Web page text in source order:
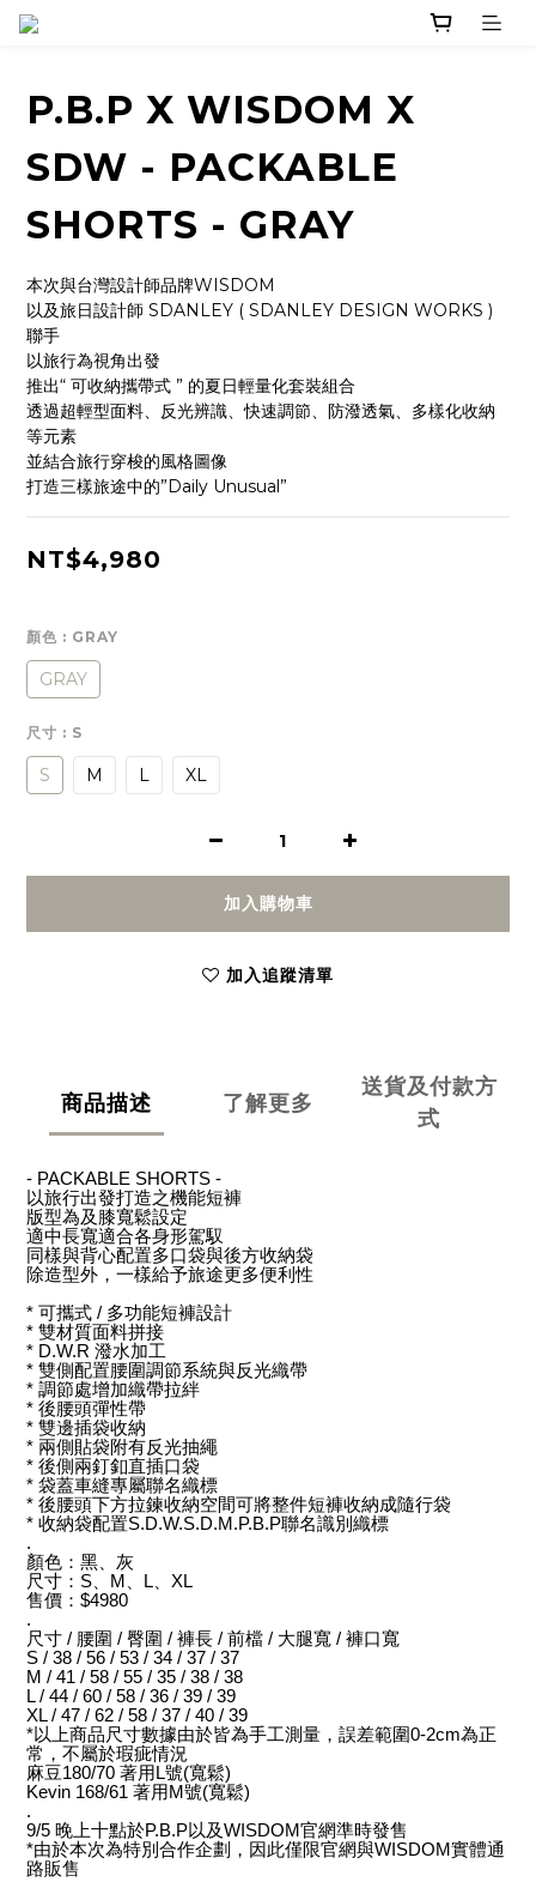
P.B.P X WISDOM X
SDW - PACKABLE
SHORTS - GRAY
本次與台灣設計師品牌WISDOM
以及旅日設計師 SDANLEY ( SDANLEY DESIGN WORKS )
聯手
以旅行為視角出發
推出“ 可收納攜帶式 ” 的夏日輕量化套裝組合
透過超輕型面料、反光辨識、快速調節、防潑透氣、多樣化收納
等元素
並結合旅行穿梭的風格圖像
打造三樣旅途中的”Daily Unusual”
NT$4,980
顏色 : GRAY
GRAY
尺寸 : S
S M L XL
加入購物車
加入追蹤清單
商品描述 了解更多
送貨及付款方
式
- PACKABLE SHORTS -
以旅行出發打造之機能短褲
版型為及膝寬鬆設定
適中長寬適合各身形駕馭
同樣與背心配置多口袋與後方收納袋
除造型外，一樣給予旅途更多便利性
* 可攜式 / 多功能短褲設計
* 雙材質面料拼接
* D.W.R 潑水加工
* 雙側配置腰圍調節系統與反光織帶
* 調節處增加織帶拉絆
* 後腰頭彈性帶
* 雙邊插袋收納
* 兩側貼袋附有反光抽繩
* 後側兩釘釦直插口袋
* 袋蓋車縫專屬聯名織標
* 後腰頭下方拉鍊收納空間可將整件短褲收納成隨行袋
* 收納袋配置S.D.W.S.D.M.P.B.P聯名識別織標
.
顏色：黑、灰
尺寸： S、 M 、 L、 XL
售價： $4980
.
尺寸 / 腰圍 / 臀圍 / 褲長 / 前檔 / 大腿寬 / 褲口寬
S / 38 / 56 / 53 / 34 / 37 / 37
M / 41 / 58 / 55 / 35 / 38 / 38
L / 44 / 60 / 58 / 36 / 39 / 39
XL / 47 / 62 / 58 / 37 / 40 / 39
*以上商品尺寸數據由於皆為手工測量，誤差範圍0-2cm為正
常，不屬於瑕疵情況
麻豆180/70 著用 L號(寬鬆)
Kevin 168/61 著用 M號(寬鬆)
.
9/5 晚上十點於P.B.P以及WISDOM官網準時發售
*由於本次為特別合作企劃，因此僅限官網與WISDOM實體通
路販售